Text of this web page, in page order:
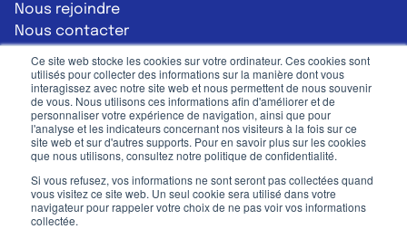
Ce site web stocke les cookies sur votre ordinateur. Ces cookies sont
utilisés pour collecter des informations sur la manière dont vous
interagissez avec notre site web et nous permettent de nous souvenir
de vous. Nous utilisons ces informations afin d'améliorer et de
personnaliser votre expérience de navigation, ainsi que pour
l'analyse et les indicateurs concernant nos visiteurs à la fois sur ce
site web et sur d'autres supports. Pour en savoir plus sur les cookies
que nous utilisons, consultez notre politique de confidentialité.
Si vous refusez, vos informations ne sont seront pas collectées quand
vous visitez ce site web. Un seul cookie sera utilisé dans votre
navigateur pour rappeler votre choix de ne pas voir vos informations
collectée.
Nous rejoindre
Nous contacter
LinkedIn
120 Avenue des Champs-Élysées, 75008 Paris,
France
01.44.07.97.80
Nous contacter Nous